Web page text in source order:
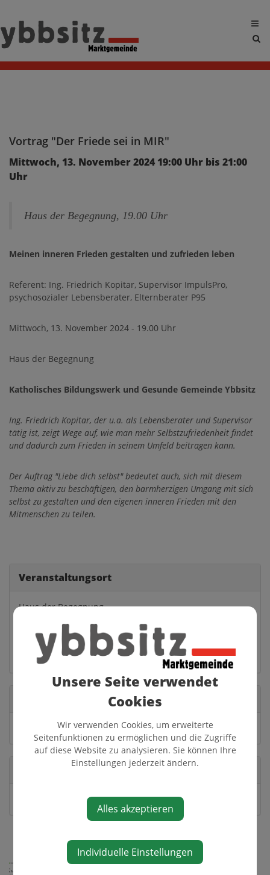
Vortrag "Der Friede sei in MIR"
Mittwoch, 13. November 2024 19:00 Uhr bis 21:00
Uhr
Haus der Begegnung, 19.00 Uhr
Meinen inneren Frieden gestalten und zufrieden leben
Referent: Ing. Friedrich Kopitar, Supervisor ImpulsPro,
psychosozialer Lebensberater, Elternberater P95
Mittwoch, 13. November 2024 - 19.00 Uhr
Haus der Begegnung
Katholisches Bildungswerk und Gesunde Gemeinde Ybbsitz
Ing. Friedrich Kopitar, der u.a. als Lebensberater und Supervisor
tätig ist, zeigt Wege auf, wie man mehr Selbstzufriedenheit findet
und dadurch zum Frieden in seinem Umfeld beitragen kann.
Der Auftrag "Liebe dich selbst" bedeutet auch, sich mit diesem
Thema aktiv zu beschäftigen, den barmherzigen Umgang mit sich
selbst zu gestalten und den eigenen inneren Frieden mit den
Mitmenschen zu teilen.
Veranstaltungsort
Haus der Begegnung
3341 Ybbsitz
Auf Google Maps anzeigen
Pfarre Ybbsitz
Freiwillige Spenden
VORTRAG_BILDUNGSWERK_1.PDF
Unsere Seite verwendet
Cookies
Wir verwenden Cookies, um erweiterte
Seitenfunktionen zu ermöglichen und die Zugriffe
auf diese Website zu analysieren. Sie können Ihre
Einstellungen jederzeit ändern.
Alles akzeptieren
Individuelle Einstellungen